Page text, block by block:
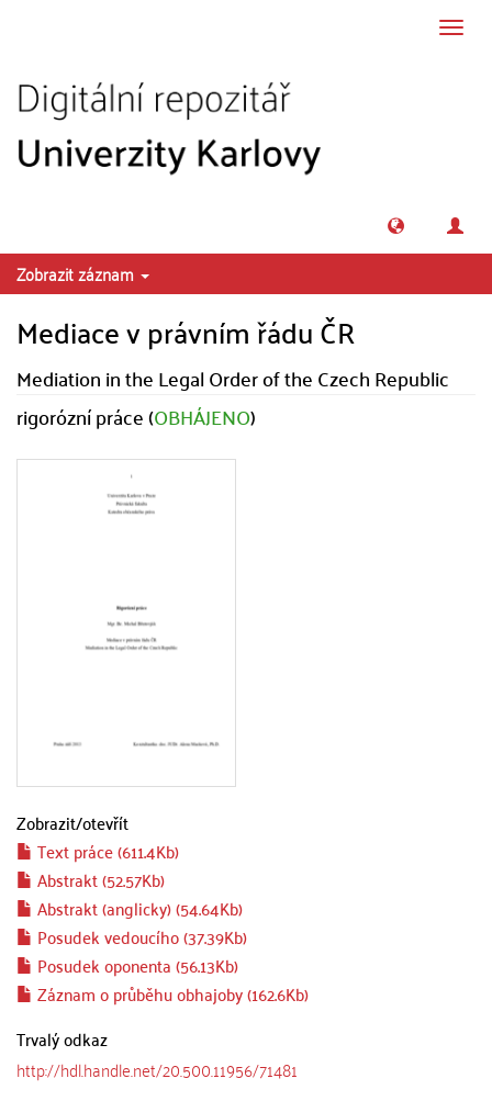
Zobrazit záznam
Mediace v právním řádu ČR
Mediation in the Legal Order of the Czech Republic
rigorózní práce (OBHÁJENO)
Zobrazit/otevřít
Text práce (611.4Kb)
Abstrakt (52.57Kb)
Abstrakt (anglicky) (54.64Kb)
Posudek vedoucího (37.39Kb)
Posudek oponenta (56.13Kb)
Záznam o průběhu obhajoby (162.6Kb)
Trvalý odkaz
http://hdl.handle.net/20.500.11956/71481